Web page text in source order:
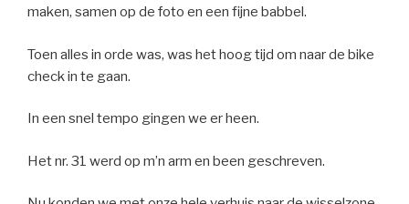
maken, samen op de foto en een fijne babbel.
Toen alles in orde was, was het hoog tijd om naar de bike
check in te gaan.
In een snel tempo gingen we er heen.
Het nr. 31 werd op m’n arm en been geschreven.